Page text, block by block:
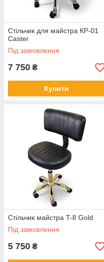
Стільчик для майстра КР-01
Caster
Під замовлення
7 750 ₴
Купити
Стільчик майстра T-8 Gold
Під замовлення
5 750 ₴